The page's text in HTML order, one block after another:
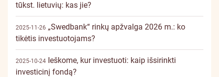
tūkst. lietuvių: kas jie?
2025-11-26 „Swedbank“ rinkų apžvalga 2026 m.: ko
tikėtis investuotojams?
2025-10-24 Ieškome, kur investuoti: kaip išsirinkti
investicinį fondą?